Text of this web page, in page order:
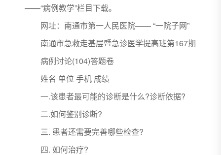
——“病例教学”栏目下载。
网址：南通市第一人民医院—— “一院子网”
南通市急救走基层暨急诊医学提高班第167期
病例讨论(104)答题卷
姓名 单位 手机 成绩
一.该患者最可能的诊断是什么?诊断依据?
二.如何鉴别诊断?
三. 患者还需要完善哪些检查?
四. 如何治疗?